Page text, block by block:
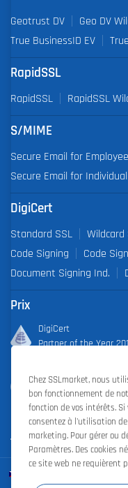
Geotrust DV Geo DV
True BusinessID EV
RapidSSL
RapidSSL RapidSSL
S/MIME
Secure Email for
Secure Email for Individual
DigiCert
Standard SSL Wildcard
Code Signing
Code
Document Signing Ind.
Prix
DigiCert
Partner of the Year
Outstanding Sales
2022
Chez SSLmarket, nous
bon fonctionnement de
fonction de vos intérêts. Si
consentez à l'utilisation
marketing. Pour gérer ou
Paramètres. Des cookies
ce site web ne requièrent